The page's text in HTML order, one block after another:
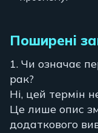
Поширені
1. Чи означає
рак?
Ні, цей термін
Це лише опис
додаткового